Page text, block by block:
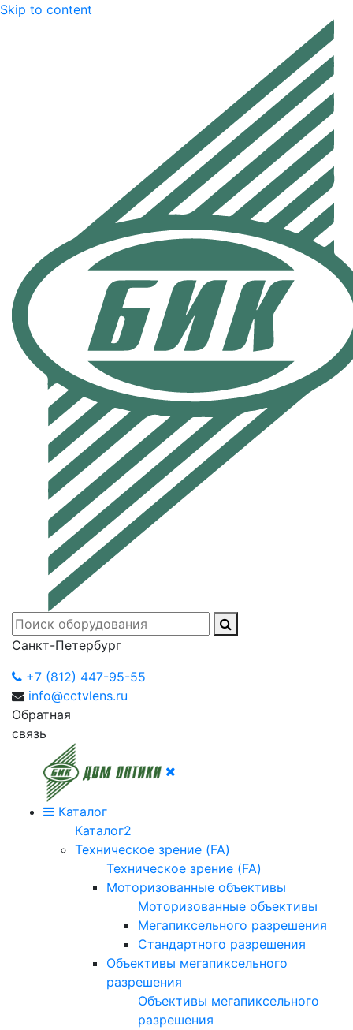
Skip to content
Санкт-Петербург
+7 (812) 447-95-55
info@cctvlens.ru
Обратная
связь
Каталог
Каталог2
Техническое зрение (FA)
Техническое зрение (FA)
Моторизованные объективы
Моторизованные объективы
Мегапиксельного разрешения
Стандартного разрешения
Объективы мегапиксельного
разрешения
Объективы мегапиксельного
разрешения